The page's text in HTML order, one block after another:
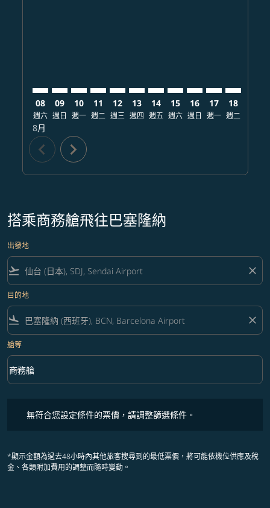
08
週六
8月
09
週日
10
週一
11
週二
12
週三
13
週四
14
週五
15
週六
16
週日
17
週一
18
週二
chevron_left chevron_right
搭乘商務艙飛往巴塞隆納
出發地
flight_takeoff close
目的地
flight_land close
艙等
艙等 option 商務艙 Selected
商務艙
keyboard_arrow_down
無符合您設定條件的票價，請調整篩選條件。
*顯示金額為過去48小時內其他旅客搜尋到的最低票價，將可能依機位供應及稅
金、各類附加費用的調整而隨時變動。